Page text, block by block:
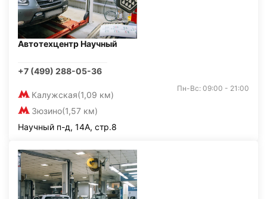
Автотехцентр Научный
+7 (499) 288-05-36
Калужская(1,09 км)
Зюзино(1,57 км)
Пн-Вс: 09:00 - 21:00
Научный п-д, 14А, стр.8